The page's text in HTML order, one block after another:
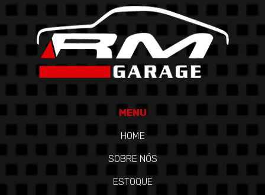
MENU
HOME
SOBRE NÓS
ESTOQUE